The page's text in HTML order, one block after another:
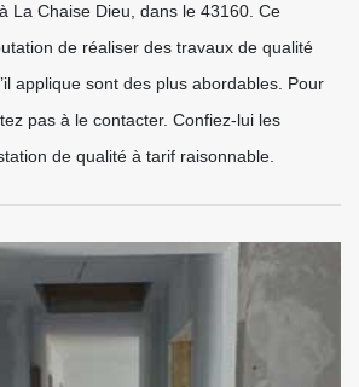
La Chaise Dieu, dans le 43160. Ce
de réaliser des travaux de qualité
applique sont des plus abordables. Pour
pas à le contacter. Confiez-lui les
de qualité à tarif raisonnable.